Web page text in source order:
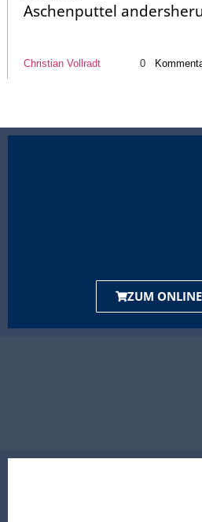
Aschenputtel
Christian Vollradt 0
ZUM